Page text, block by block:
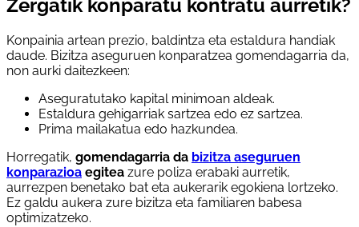
Zergatik konparatu kontratu aurretik?
Konpainia artean prezio, baldintza eta estaldura handiak
daude. Bizitza aseguruen konparatzea gomendagarria da,
non aurki daitezkeen:
Aseguratutako kapital minimoan aldeak.
Estaldura gehigarriak sartzea edo ez sartzea.
Prima mailakatua edo hazkundea.
Horregatik, gomendagarria da bizitza aseguruen
konparazioa egitea zure poliza erabaki aurretik,
aurrezpen benetako bat eta aukerarik egokiena lortzeko.
Ez galdu aukera zure bizitza eta familiaren babesa
optimizatzeko.